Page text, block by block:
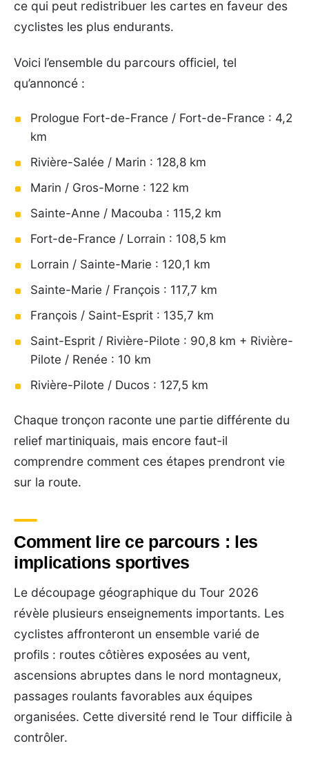
ce qui peut redistribuer les cartes en faveur des
cyclistes les plus endurants.
Voici l’ensemble du parcours officiel, tel
qu’annoncé :
Prologue Fort-de-France / Fort-de-France : 4,2
km
Rivière-Salée / Marin : 128,8 km
Marin / Gros-Morne : 122 km
Sainte-Anne / Macouba : 115,2 km
Fort-de-France / Lorrain : 108,5 km
Lorrain / Sainte-Marie : 120,1 km
Sainte-Marie / François : 117,7 km
François / Saint-Esprit : 135,7 km
Saint-Esprit / Rivière-Pilote : 90,8 km + Rivière-
Pilote / Renée : 10 km
Rivière-Pilote / Ducos : 127,5 km
Chaque tronçon raconte une partie différente du
relief martiniquais, mais encore faut-il
comprendre comment ces étapes prendront vie
sur la route.
Comment lire ce parcours : les
implications sportives
Le découpage géographique du Tour 2026
révèle plusieurs enseignements importants. Les
cyclistes affronteront un ensemble varié de
profils : routes côtières exposées au vent,
ascensions abruptes dans le nord montagneux,
passages roulants favorables aux équipes
organisées. Cette diversité rend le Tour difficile à
contrôler.